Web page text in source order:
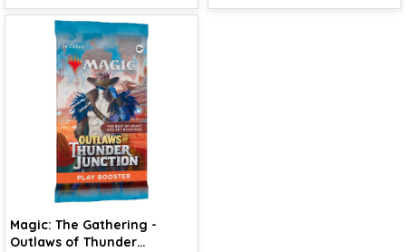
Magic: The Gathering -
Outlaws of Thunder